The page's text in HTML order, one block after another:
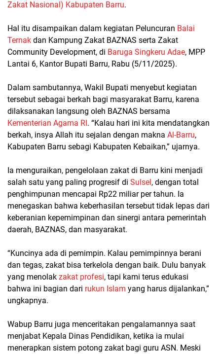
Zakat Nasional) Kabupaten Barru.
Hal itu disampaikan dalam kegiatan Peluncuran Balai
Ternak dan Kampung Zakat BAZNAS serta Zakat
Community Development, di Baruga Singkeru Adae, MPP
Lantai 6, Kantor Bupati Barru, Rabu (5/11/2025).
Dalam sambutannya, Wakil Bupati menyebut kegiatan
tersebut sebagai berkah bagi masyarakat Barru, karena
dilaksanakan langsung oleh BAZNAS bersama
Kementerian Agama RI. “Kalau hari ini kita mendatangkan
berkah, insya Allah itu sejalan dengan makna Al-Barru,
Kabupaten Barru sebagi Kabupaten Kebaikan,” ujarnya.
Ia menguraikan, pengelolaan zakat di Barru kini menjadi
salah satu yang paling progresif di Sulsel, dengan total
penghimpunan mencapai Rp22 miliar per tahun. Ia
menegaskan bahwa keberhasilan tersebut tidak lepas dari
keberanian kepemimpinan dan sinergi antara pemerintah
daerah, BAZNAS, dan masyarakat.
“Kuncinya ada di pemimpin. Kalau pemimpinnya berani
dan tegas, zakat bisa terkelola dengan baik. Dulu banyak
yang menolak zakat profesi, tapi kami terus edukasi
bahwa ini bagian dari rukun Islam yang harus dijalankan,”
ungkapnya.
Wabup Barru juga menceritakan pengalamannya saat
menjabat Kepala Dinas Pendidikan, ketika ia mulai
menerapkan sistem potong zakat bagi guru ASN. Meski